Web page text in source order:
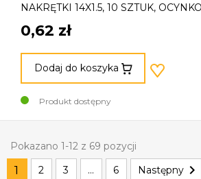
NAKRĘTKI 14X1.5, 10 SZTUK,
0,62 zł
Dodaj do koszyka
Produkt dostępny
Pokazano 1-12 z 69 pozycji
1 2 3 … 6 Następny 